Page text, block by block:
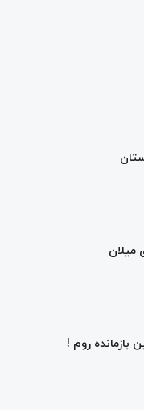
میلان
بازمانده روم !